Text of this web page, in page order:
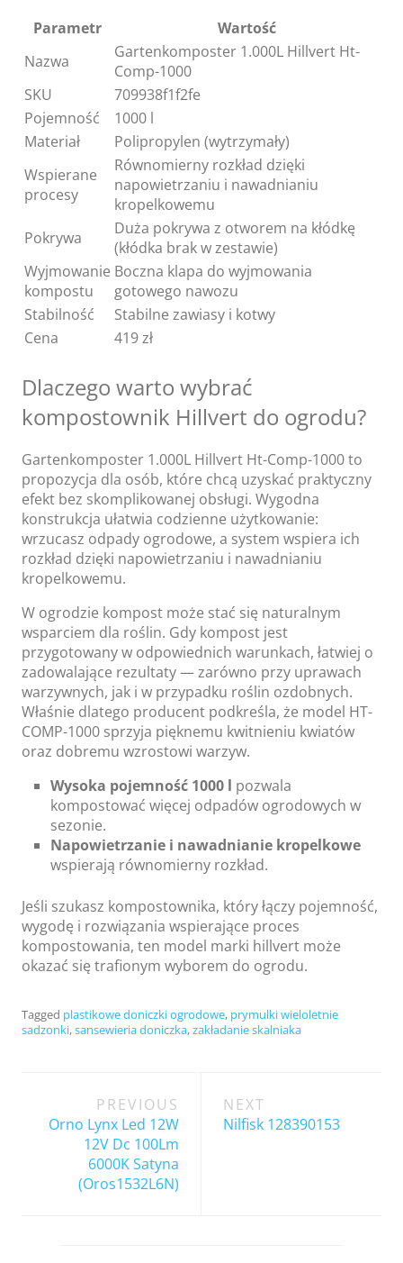
Parametr
Wartość
Nazwa
Gartenkomposter 1.000L Hillvert Ht-
Comp-1000
SKU
709938f1f2fe
Pojemność
1000 l
Materiał
Polipropylen (wytrzymały)
Wspierane
procesy
Równomierny rozkład dzięki
napowietrzaniu i nawadnianiu
kropelkowemu
Pokrywa
Duża pokrywa z otworem na kłódkę
(kłódka brak w zestawie)
Wyjmowanie
kompostu
Boczna klapa do wyjmowania
gotowego nawozu
Stabilność
Stabilne zawiasy i kotwy
Cena
419 zł
Dlaczego warto wybrać
kompostownik Hillvert do ogrodu?
Gartenkomposter 1.000L Hillvert Ht-Comp-1000 to
propozycja dla osób, które chcą uzyskać praktyczny
efekt bez skomplikowanej obsługi. Wygodna
konstrukcja ułatwia codzienne użytkowanie:
wrzucasz odpady ogrodowe, a system wspiera ich
rozkład dzięki napowietrzaniu i nawadnianiu
kropelkowemu.
W ogrodzie kompost może stać się naturalnym
wsparciem dla roślin. Gdy kompost jest
przygotowany w odpowiednich warunkach, łatwiej o
zadowalające rezultaty — zarówno przy uprawach
warzywnych, jak i w przypadku roślin ozdobnych.
Właśnie dlatego producent podkreśla, że model HT-
COMP-1000 sprzyja pięknemu kwitnieniu kwiatów
oraz dobremu wzrostowi warzyw.
Wysoka pojemność 1000 l pozwala
kompostować więcej odpadów ogrodowych w
sezonie.
Napowietrzanie i nawadnianie kropelkowe
wspierają równomierny rozkład.
Jeśli szukasz kompostownika, który łączy pojemność,
wygodę i rozwiązania wspierające proces
kompostowania, ten model marki hillvert może
okazać się trafionym wyborem do ogrodu.
Tagged plastikowe doniczki ogrodowe, prymulki wieloletnie
sadzonki,sansewieria doniczka,zakładanie skalniaka
navigationPREVIOUS
Orno Lynx Led 12W
12V Dc 100Lm
6000K Satyna
(Oros1532L6N)
NEXT
Nilfisk 128390153